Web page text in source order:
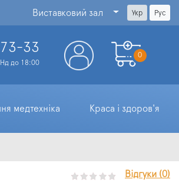
Виставковий зал Укр Рус
33
до 18:00
0
медтехніка Краса і здоров'я
Відгуки (0)